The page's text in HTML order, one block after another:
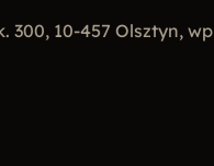
300, 10-457 Olsztyn,